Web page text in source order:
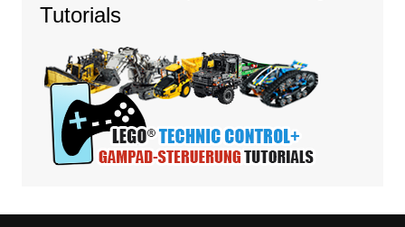
Tutorials